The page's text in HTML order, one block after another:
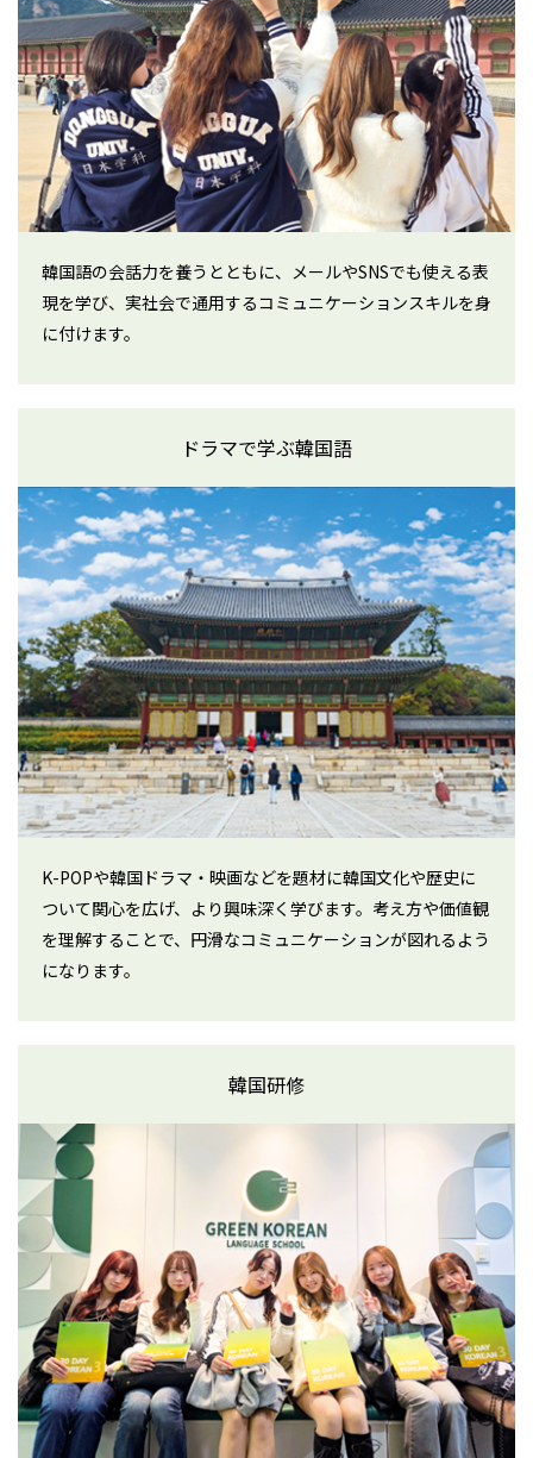
韓国語の会話力を養うとともに、メールやSNSでも使える表
現を学び、実社会で通用するコミュニケーションスキルを身
に付けます。
ドラマで学ぶ韓国語
K-POPや韓国ドラマ・映画などを題材に韓国文化や歴史に
ついて関心を広げ、より興味深く学びます。考え方や価値観
を理解することで、円滑なコミュニケーションが図れるよう
になります。
韓国研修